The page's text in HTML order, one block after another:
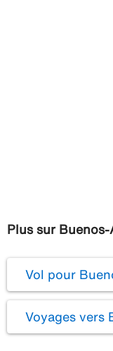
Plus sur Buenos-
Vol pour
Voyages vers